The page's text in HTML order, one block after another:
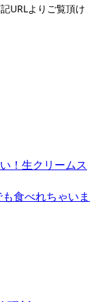
URLよりご覧頂け
！生クリームス
食べれちゃいま